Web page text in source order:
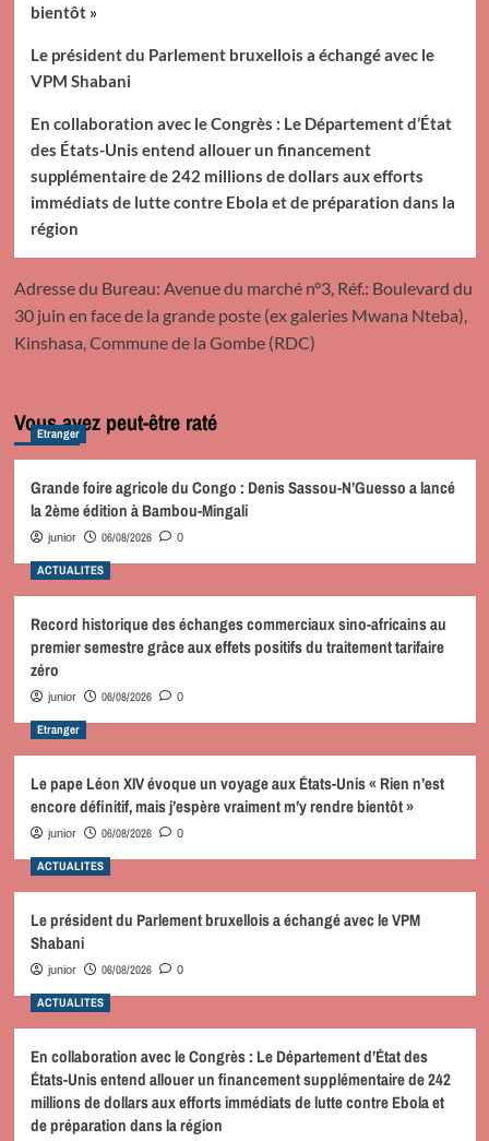
bientôt »
Le président du Parlement bruxellois a échangé avec le
VPM Shabani
En collaboration avec le Congrès : Le Département d’État
des États-Unis entend allouer un financement
supplémentaire de 242 millions de dollars aux efforts
immédiats de lutte contre Ebola et de préparation dans la
région
Adresse du Bureau: Avenue du marché n°3, Réf.: Boulevard du
30 juin en face de la grande poste (ex galeries Mwana Nteba),
Kinshasa, Commune de la Gombe (RDC)
Vous avez peut-être raté
Etranger
Grande foire agricole du Congo : Denis Sassou-N’Guesso a lancé
la 2ème édition à Bambou-Mingali
junior 06/08/2026 0
ACTUALITES
Record historique des échanges commerciaux sino-africains au
premier semestre grâce aux effets positifs du traitement tarifaire
zéro
junior 06/08/2026 0
Etranger
Le pape Léon XIV évoque un voyage aux États-Unis « Rien n’est
encore définitif, mais j’espère vraiment m’y rendre bientôt »
junior 06/08/2026 0
ACTUALITES
Le président du Parlement bruxellois a échangé avec le VPM
Shabani
junior 06/08/2026 0
ACTUALITES
En collaboration avec le Congrès : Le Département d’État des
États-Unis entend allouer un financement supplémentaire de 242
millions de dollars aux efforts immédiats de lutte contre Ebola et
de préparation dans la région